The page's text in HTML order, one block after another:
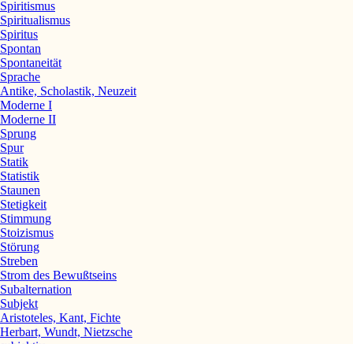
Spiritismus
Spiritualismus
Spiritus
Spontan
Spontaneität
Sprache
Antike, Scholastik, Neuzeit
Moderne I
Moderne II
Sprung
Spur
Statik
Statistik
Staunen
Stetigkeit
Stimmung
Stoizismus
Störung
Streben
Strom des Bewußtseins
Subalternation
Subjekt
Aristoteles, Kant, Fichte
Herbart, Wundt, Nietzsche